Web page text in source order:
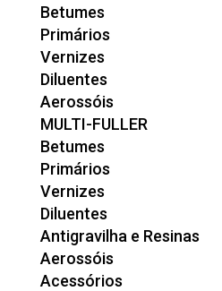
Betumes
Primários
Vernizes
Diluentes
Aerossóis
MULTI-FULLER
Betumes
Primários
Vernizes
Diluentes
Antigravilha e Resinas
Aerossóis
Acessórios